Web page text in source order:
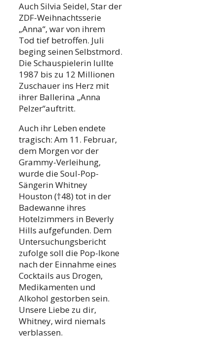
Auch Silvia Seidel, Star der
ZDF-Weihnachtsserie
„Anna“, war von ihrem
Tod tief betroffen. Juli
beging seinen Selbstmord.
Die Schauspielerin lullte
1987 bis zu 12 Millionen
Zuschauer ins Herz mit
ihrer Ballerina „Anna
Pelzer“auftritt.
Auch ihr Leben endete
tragisch: Am 11. Februar,
dem Morgen vor der
Grammy-Verleihung,
wurde die Soul-Pop-
Sängerin Whitney
Houston (†48) tot in der
Badewanne ihres
Hotelzimmers in Beverly
Hills aufgefunden. Dem
Untersuchungsbericht
zufolge soll die Pop-Ikone
nach der Einnahme eines
Cocktails aus Drogen,
Medikamenten und
Alkohol gestorben sein.
Unsere Liebe zu dir,
Whitney, wird niemals
verblassen.